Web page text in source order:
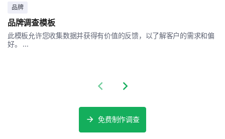
捕捉您的个人人口统计信息
男
品牌
品牌调查模板
此模板允许您收集数据并获得有价值的反馈，以了解客户的需求和偏
好。 ...
Previous slide
Next slide
免费制作调查